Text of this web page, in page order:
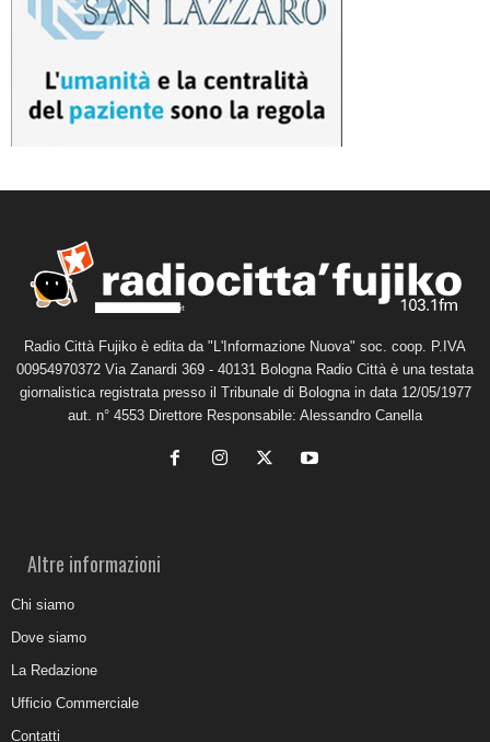
Radio Città Fujiko è edita da "L'Informazione Nuova" soc. coop. P.IVA
00954970372 Via Zanardi 369 - 40131 Bologna Radio Città è una testata
giornalistica registrata presso il Tribunale di Bologna in data 12/05/1977
aut. n° 4553 Direttore Responsabile: Alessandro Canella
Altre informazioni
Chi siamo
Dove siamo
La Redazione
Ufficio Commerciale
Contatti